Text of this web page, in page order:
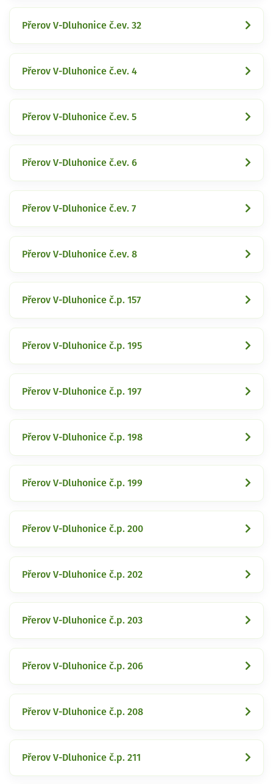
Přerov V-Dluhonice č.ev. 32
Přerov V-Dluhonice č.ev. 4
Přerov V-Dluhonice č.ev. 5
Přerov V-Dluhonice č.ev. 6
Přerov V-Dluhonice č.ev. 7
Přerov V-Dluhonice č.ev. 8
Přerov V-Dluhonice č.p. 157
Přerov V-Dluhonice č.p. 195
Přerov V-Dluhonice č.p. 197
Přerov V-Dluhonice č.p. 198
Přerov V-Dluhonice č.p. 199
Přerov V-Dluhonice č.p. 200
Přerov V-Dluhonice č.p. 202
Přerov V-Dluhonice č.p. 203
Přerov V-Dluhonice č.p. 206
Přerov V-Dluhonice č.p. 208
Přerov V-Dluhonice č.p. 211